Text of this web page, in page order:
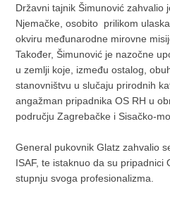
Državni tajnik Šimunović zahvalio
Njemačke, osobito prilikom
okviru međunarodne mirovne
Također, Šimunović je nazočne
u zemlji koje, između ostalog,
stanovništvu u slučaju prirodnih
angažman pripadnika OS RH u
području Zagrebačke i Sisačko-
General pukovnik Glatz zahvalio
ISAF, te istaknuo da su pripadnici
stupnju svoga profesionalizma.